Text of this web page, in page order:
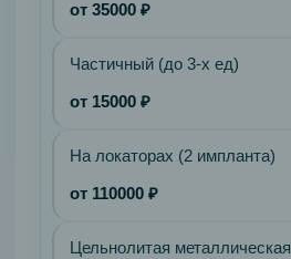
от 35000 ₽
Частичный (до 3-х ед)
от 15000 ₽
На локаторах (2 импланта)
от 110000 ₽
Цельнолитая металлическая